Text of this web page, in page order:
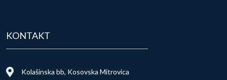
KONTAKT
Kolašinska bb, Kosovska Mitrovica